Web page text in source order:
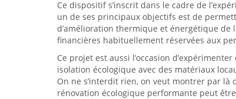
Ce dispositif s’inscrit dans le cadre de
un de ses principaux objectifs est de
d’amélioration thermique et énergétique
financières habituellement réservées aux
Ce projet est aussi l’occasion
isolation écologique avec des matériaux
On ne s’interdit rien, on veut montrer par là
rénovation écologique performante peut